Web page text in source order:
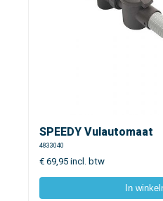
SPEEDY Vulautomaat
4833040
€ 69,95 incl. btw
In